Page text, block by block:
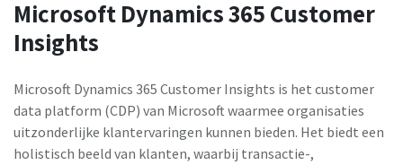
Microsoft Dynamics 365 Customer
Insights
Microsoft Dynamics 365 Customer Insights is het customer
data platform (CDP) van Microsoft waarmee organisaties
uitzonderlijke klantervaringen kunnen bieden. Het biedt een
holistisch beeld van klanten, waarbij transactie-,